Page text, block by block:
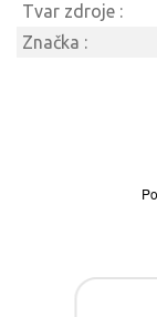
Tvar zdroje :
Značka :